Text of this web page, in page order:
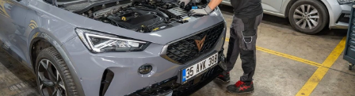
Ekonomi
Genel
Gündem